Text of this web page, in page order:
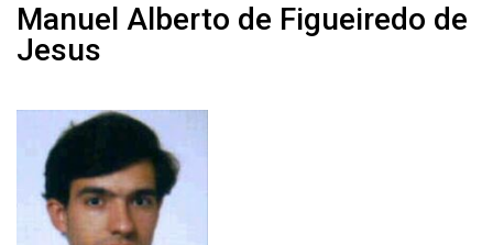
Manuel Alberto de Figueiredo de
Jesus